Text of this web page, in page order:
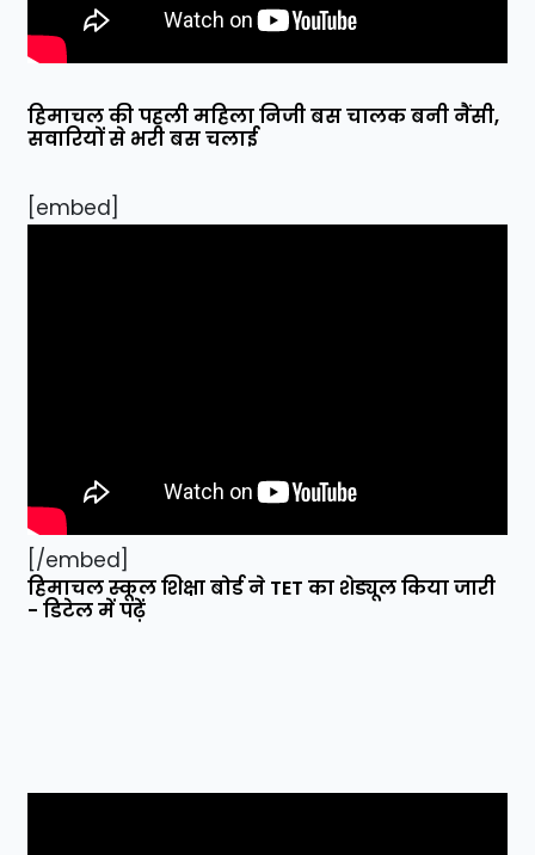
हिमाचल की पहली महिला निजी बस चालक बनी नैंसी,
सवारियों से भरी बस चलाई
[embed]
[/embed]
हिमाचल स्कूल शिक्षा बोर्ड ने TET का शेड्यूल किया जारी
- डिटेल में पढ़ें